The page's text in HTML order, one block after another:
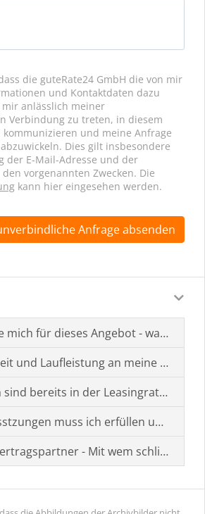
die guteRate24 GmbH die von mir
und Kontaktdaten dazu
anlässlich meiner
Verbindung zu treten, in diesem
kommunizieren und meine Anfrage
Dies gilt insbesondere
der E-Mail-Adresse und der
vorgenannten Zwecken. Die
kann hier eingesehen werden.
Anfrage absenden
mich für dieses Angebot - was muss
und Laufleistung an meine
sind bereits in der Leasingrate
muss ich erfüllen um einen
- Mit wem schließe ich